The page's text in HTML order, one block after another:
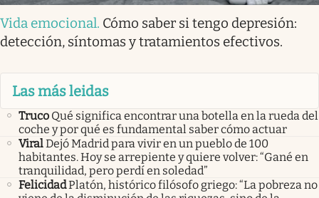
Vida emocional. Cómo saber si tengo depresión:
detección, síntomas y tratamientos efectivos.
Las más leidas
Truco Qué significa encontrar una botella en la rueda del
coche y por qué es fundamental saber cómo actuar
ViralDejó Madrid para vivir en un pueblo de 100
habitantes. Hoy se arrepiente y quiere volver: “Gané en
tranquilidad, pero perdí en soledad”
FelicidadPlatón, histórico filósofo griego: “La pobreza no